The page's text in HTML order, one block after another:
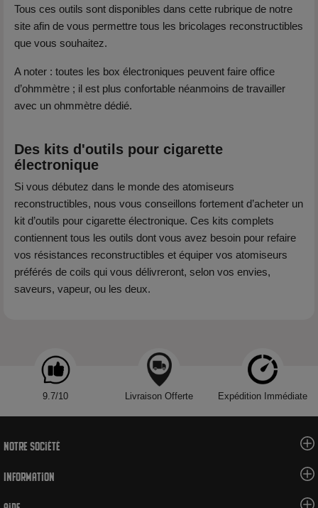
Tous ces outils sont disponibles dans cette rubrique de notre
site afin de vous permettre tous les bricolages reconstructibles
que vous souhaitez.
A noter : toutes les box électroniques peuvent faire office
d’ohmmètre ; il est plus confortable néanmoins de travailler
avec un ohmmètre dédié.
Des kits d'outils pour cigarette
électronique
Si vous débutez dans le monde des atomiseurs
reconstructibles, nous vous conseillons fortement d’acheter un
kit d’outils pour cigarette électronique. Ces kits complets
contiennent tous les outils dont vous avez besoin pour refaire
vos résistances reconstructibles et équiper vos atomiseurs
préférés de coils qui vous délivreront, selon vos envies,
saveurs, vapeur, ou les deux.
9.7/10 Livraison Offerte Expédition Immédiate
Notre société
Information